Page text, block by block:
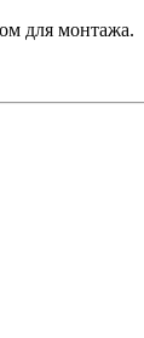
для монтажа.